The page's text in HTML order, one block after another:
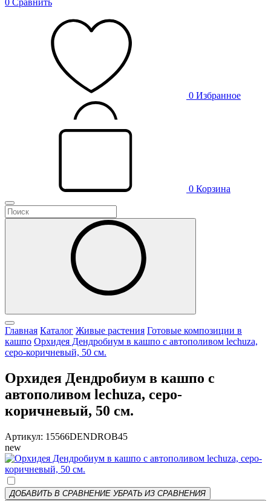
0 Сравнить
0 Избранное
0 Корзина
Главная Каталог Живые растения Готовые композиции в
кашпо Орхидея Дендробиум в кашпо с автополивом lechuza,
серо-коричневый, 50 см.
Орхидея Дендробиум в кашпо с
автополивом lechuza, серо-
коричневый, 50 см.
Артикул: 15566DENDROB45
new
ДОБАВИТЬ В СРАВНЕНИЕ УБРАТЬ ИЗ СРАВНЕНИЯ